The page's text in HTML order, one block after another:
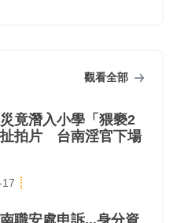
觀看全部
竟潛入小學「猥褻2
拍片 台南淫官下場